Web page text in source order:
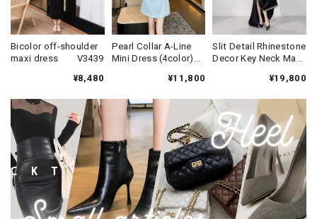
Bicolor off-shoulder
maxi dress V3439
¥8,480
Pearl Collar A-Line
Mini Dress (4color)
¥11,800
Slit Detail Rhinestone
Decor Key Neck Maxi
¥19,800